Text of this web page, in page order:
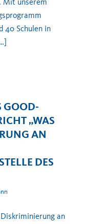
40 Schulen in
GOOD-
„WAS
AN
DES
an